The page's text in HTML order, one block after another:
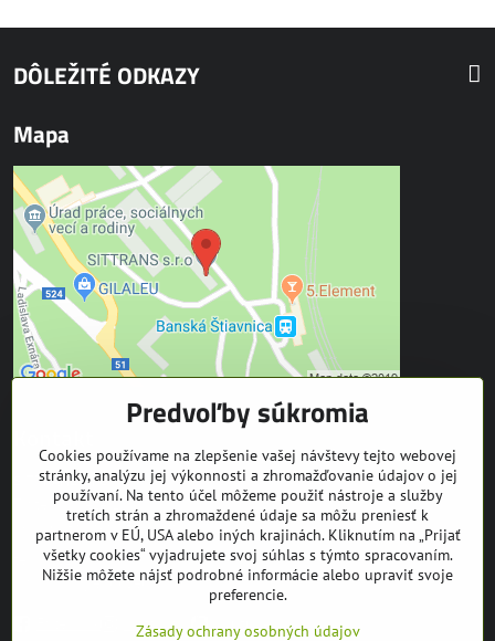
DÔLEŽITÉ ODKAZY
Mapa
SITTRANS s.r.o.
Trate Mládeže 1
969 01 Banská Štiavnica
tel: +421 905 608 936
mail:info@equuseu.com
Instagram Youtube
Predvoľby súkromia
Cookies používame na zlepšenie vašej návštevy tejto webovej
stránky, analýzu jej výkonnosti a zhromažďovanie údajov o jej
používaní. Na tento účel môžeme použiť nástroje a služby
tretích strán a zhromaždené údaje sa môžu preniesť k
partnerom v EÚ, USA alebo iných krajinách. Kliknutím na „Prijať
všetky cookies“ vyjadrujete svoj súhlas s týmto spracovaním.
Nižšie môžete nájsť podrobné informácie alebo upraviť svoje
preferencie.
Zásady ochrany osobných údajov